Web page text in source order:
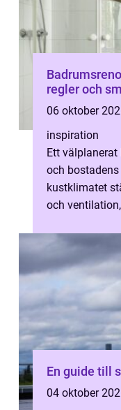
regler och
06 oktober
inspiration
Ett
och
kustklimatet
och
En guide till
04 oktober